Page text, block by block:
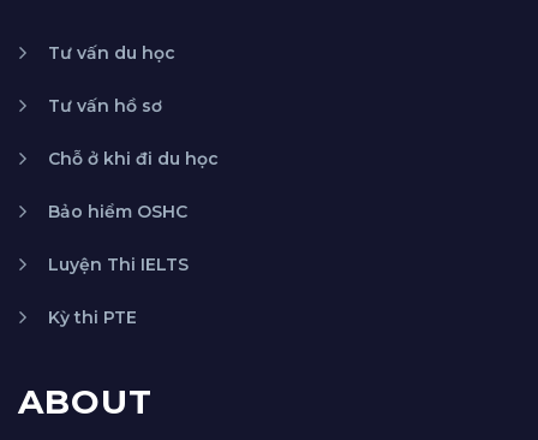
Tư vấn du học
Tư vấn hồ sơ
Chỗ ở khi đi du học
Bảo hiểm OSHC
Luyện Thi IELTS
Kỳ thi PTE
ABOUT